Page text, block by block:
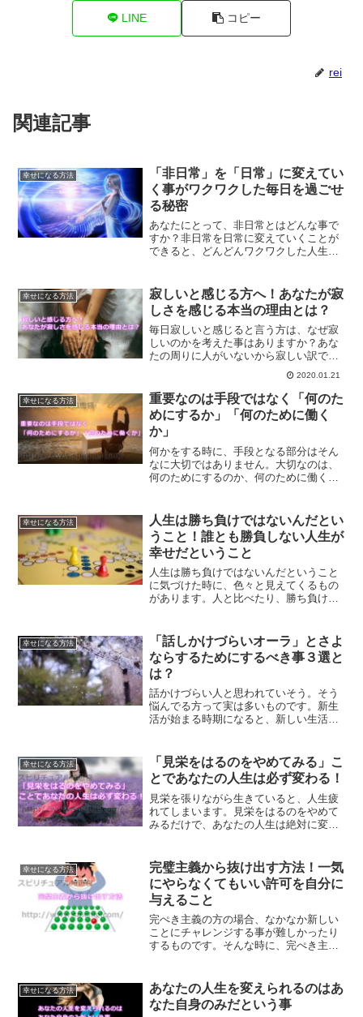
LINE コピー
rei
関連記事
幸せになる方法
「非日常」を「日常」に変えてい
く事がワクワクした毎日を過ごせ
る秘密
あなたにとって、非日常とはどんな事で
すか？非日常を日常に変えていくことが
できると、どんどんワクワクした人生を
方法についてご紹介していきます。
幸せになる方法
寂しいと感じる方へ！あなたが寂
しさを感じる本当の理由とは？
毎日寂しいと感じると言う方は、なぜ寂
しいのかを考えた事はありますか？あな
たの周りに人がいないから寂しい訳では
ありません。あなたはあなたの一番の理
解者である必要があります。あなたが寂
しさを感じる本当の理由について解説し
ます。
2020.01.21
幸せになる方法
重要なのは手段ではなく「何のた
めにするか」「何のために働く
か」
何かをする時に、手段となる部分はそん
なに大切ではありません。大切なのは、
何のためにするのか、何のために働くの
みてください。答えがきっと見つかるは
ずです。
幸せになる方法
人生は勝ち負けではないんだとい
うこと！誰とも勝負しない人生が
幸せだということ
人生は勝ち負けではないんだということ
に気づけた時に、色々と見えてくるもの
があります。人と比べたり、勝ち負けで
時です。
幸せになる方法
「話しかけづらいオーラ」とさよ
ならするためにするべき事３選と
は？
話かけづらい人と思われていそう。そう
悩んでる方って実は多いものです。新生
活が始まる時期になると、新しい生活が
けづらいオーラとさよならする方法をご
紹介します。
幸せになる方法
「見栄をはるのをやめてみる」こ
とであなたの人生は必ず変わる！
見栄を張りながら生きていると、人生疲
れてしまいます。見栄をはるのをやめて
みるだけで、あなたの人生は絶対に変わ
幸せになる方法
完璧主義から抜け出す方法！一気
にやらなくてもいい許可を自分に
与えること
完ぺき主義の方の場合、なかなか新しい
ことにチャレンジする事が難しかったり
するものです。そんな時に、完ぺき主義
る事でいろいろな事にチャレンジできる
ようになる方法です。
幸せになる方法
あなたの人生を変えられるのはあ
なた自身のみだという事